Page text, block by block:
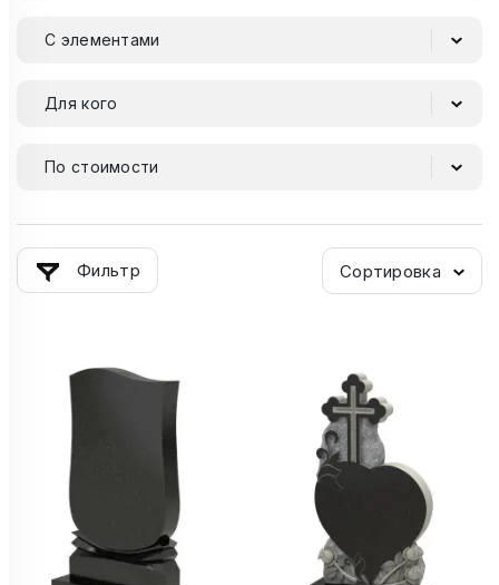
С элементами
Для кого
По стоимости
Фильтр Сортировка